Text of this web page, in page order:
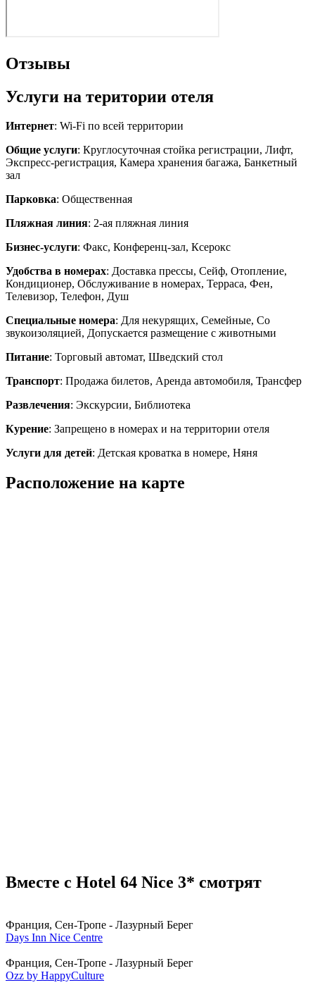
Отзывы
Услуги на територии отеля
Интернет: Wi-Fi по всей территории
Общие услуги: Круглосуточная стойка регистрации, Лифт,
Экспресс-регистрация, Камера хранения багажа, Банкетный
зал
Парковка: Общественная
Пляжная линия: 2-ая пляжная линия
Бизнес-услуги: Факс, Конференц-зал, Ксерокс
Удобства в номерах: Доставка прессы, Сейф, Отопление,
Кондиционер, Обслуживание в номерах, Терраса, Фен,
Телевизор, Телефон, Душ
Специальные номера: Для некурящих, Семейные, Со
звукоизоляцией, Допускается размещение с животными
Питание: Торговый автомат, Шведский стол
Транспорт: Продажа билетов, Аренда автомобиля, Трансфер
Развлечения: Экскурсии, Библиотека
Курение: Запрещено в номерах и на территории отеля
Услуги для детей: Детская кроватка в номере, Няня
Расположение на карте
Вместе с Hotel 64 Nice 3* смотрят
Франция, Cен-Тропе - Лазурный Берег
Days Inn Nice Centre
Франция, Cен-Тропе - Лазурный Берег
Ozz by HappyCulture